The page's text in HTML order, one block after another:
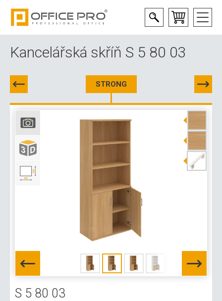
Kancelářská skříň S 5 80 03
STRONG
S 5 80 03